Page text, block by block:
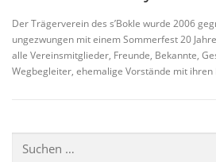
Der Trägerverein des s’Bokle wurde 2006
ungezwungen mit einem Sommerfest 20
alle Vereinsmitglieder, Freunde, Bekannte,
Wegbegleiter, ehemalige Vorstände mit ihren
nach: